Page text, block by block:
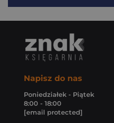
Napisz do nas
Poniedziałek - Piątek
8:00 - 18:00
[email protected]